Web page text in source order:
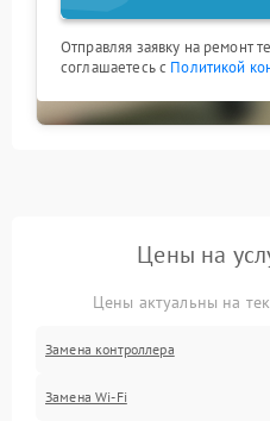
Отправляя заявку на ремонт
соглашаетесь с Политикой
Цены на
Цены актуальны на
Замена контроллера
Замена Wi-Fi